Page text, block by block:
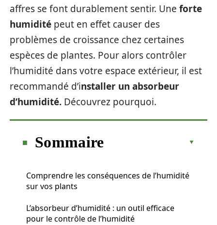
affres se font durablement sentir. Une forte
humidité peut en effet causer des
problèmes de croissance chez certaines
espèces de plantes. Pour alors contrôler
l’humidité dans votre espace extérieur, il est
recommandé d’installer un absorbeur
d’humidité. Découvrez pourquoi.
Sommaire
Comprendre les conséquences de l’humidité
sur vos plants
L’absorbeur d’humidité : un outil efficace
pour le contrôle de l’humidité